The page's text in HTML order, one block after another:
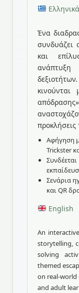
Ελληνικά
Ένα
συνδυάζει
και
ανάπτυξη
προκλήσεις
Αφήγηση
Trickster
Συνδέεται
Σενάρια
και QR
English
An
storytelling,
solving
themed
on real-world
and adult